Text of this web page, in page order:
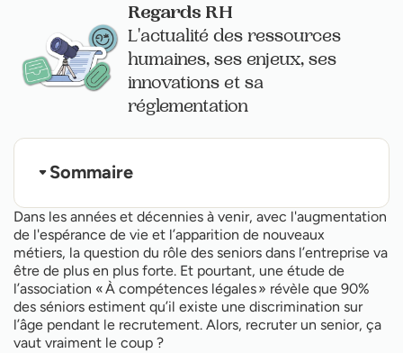
Dans les années et décennies à venir, avec l'augmentation
de l'espérance de vie et l’apparition de nouveaux
métiers, la question du rôle des seniors dans l’entreprise va
être de plus en plus forte. Et pourtant, une étude de
l’association « À compétences légales » révèle que 90%
des séniors estiment qu’il existe une discrimination sur
l’âge pendant le recrutement. Alors, recruter un senior, ça
vaut vraiment le coup ?
Regards RH
L'actualité des ressources
humaines, ses enjeux, ses
innovations et sa
réglementation
Sommaire
Qu'est-ce qu'un profil senior en entreprise ?
Quels sont les atouts d'un profil senior ?
Comment recruter un profil senior ?